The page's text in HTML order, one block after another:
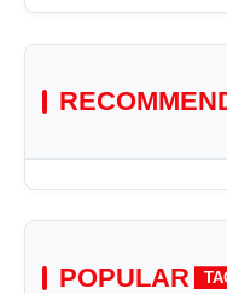
POPULAR